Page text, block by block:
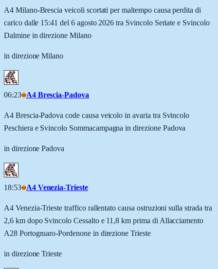
A4 Milano-Brescia veicoli scortati per maltempo causa perdita di
carico dalle 15:41 del 6 agosto 2026 tra Svincolo Seriate e Svincolo
Dalmine in direzione Milano
in direzione Milano
06:23 A4 Brescia-Padova
A4 Brescia-Padova code causa veicolo in avaria tra Svincolo
Peschiera e Svincolo Sommacampagna in direzione Padova
in direzione Padova
18:53 A4 Venezia-Trieste
A4 Venezia-Trieste traffico rallentato causa ostruzioni sulla strada tra
2,6 km dopo Svincolo Cessalto e 11,8 km prima di Allacciamento
A28 Portogruaro-Pordenone in direzione Trieste
in direzione Trieste